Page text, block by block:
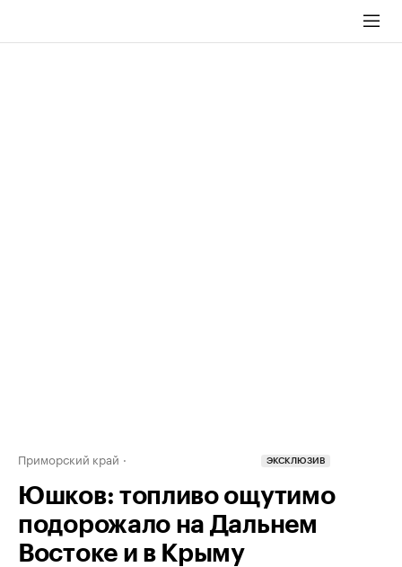
Приморский край ЭКСКЛЮЗИВ
Юшков: топливо ощутимо
подорожало на Дальнем
Востоке и в Крыму